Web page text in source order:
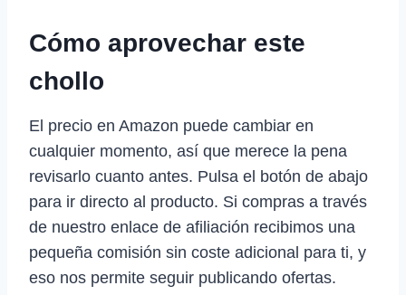
Cómo aprovechar este
chollo
El precio en Amazon puede cambiar en
cualquier momento, así que merece la pena
revisarlo cuanto antes. Pulsa el botón de abajo
para ir directo al producto. Si compras a través
de nuestro enlace de afiliación recibimos una
pequeña comisión sin coste adicional para ti, y
eso nos permite seguir publicando ofertas.